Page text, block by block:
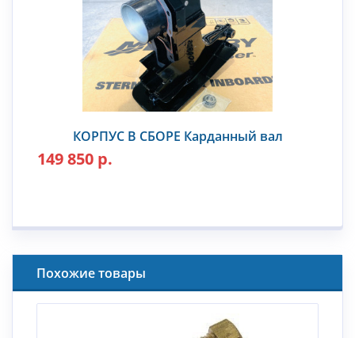
КОРПУС В СБОРЕ Карданный вал
149 850 р.
Похожие товары